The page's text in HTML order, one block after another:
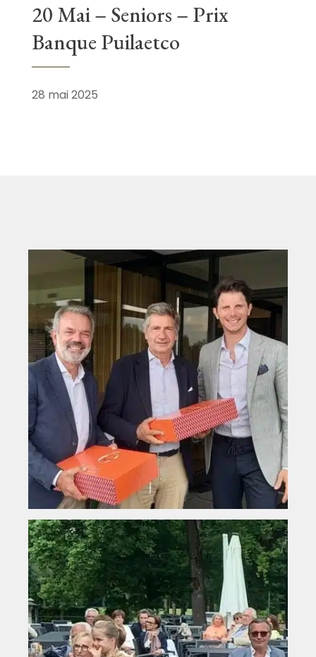
20 Mai – Seniors – Prix
Banque Puilaetco
28 mai 2025